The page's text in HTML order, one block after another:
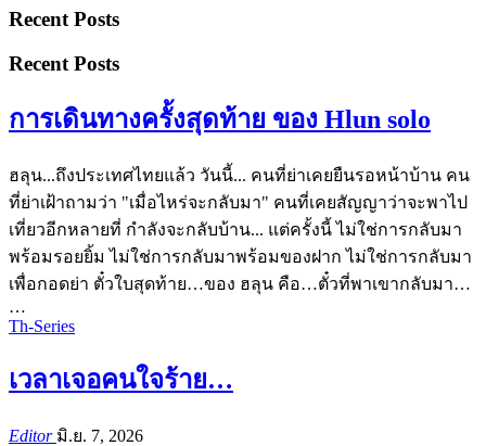
Recent Posts
Recent Posts
การเดินทางครั้งสุดท้าย ของ Hlun solo
ฮลุน...ถึงประเทศไทยแล้ว วันนี้... คนที่ย่าเคยยืนรอหน้าบ้าน คน
ที่ย่าเฝ้าถามว่า "เมื่อไหร่จะกลับมา" คนที่เคยสัญญาว่าจะพาไป
เที่ยวอีกหลายที่ กำลังจะกลับบ้าน... แต่ครั้งนี้ไม่ใช่การกลับมา
พร้อมรอยยิ้มไม่ใช่การกลับมาพร้อมของฝากไม่ใช่การกลับมา
เพื่อกอดย่า ตั๋วใบสุดท้าย…ของ ฮลุน คือ…ตั๋วที่พาเขากลับมา…
…
Th-Series
เวลาเจอคนใจร้าย…
Editor มิ.ย. 7, 2026